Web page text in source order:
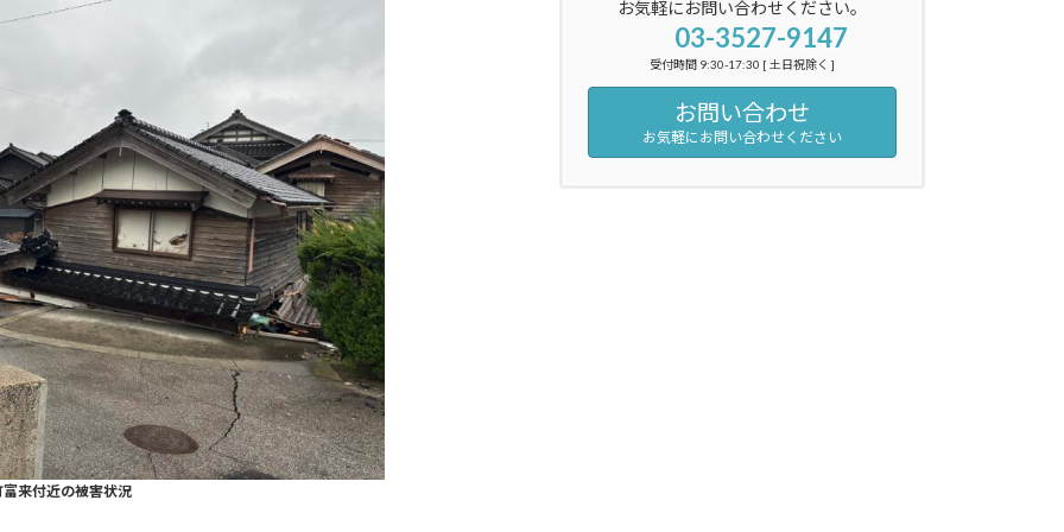
来付近の被害状況
お気軽にお問い合わせください。
03-3527-9147
受付時間 9:30-17:30 [ 土日祝除く ]
お問い合わせ
お気軽にお問い合わせください